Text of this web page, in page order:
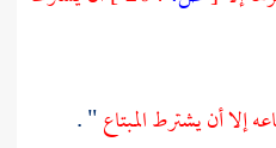
إلا أن يشترط المبتاع" .